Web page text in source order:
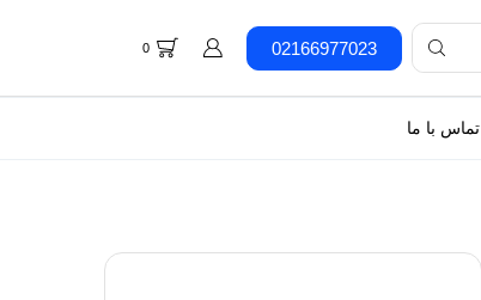
02166977023
0
تماس با ما